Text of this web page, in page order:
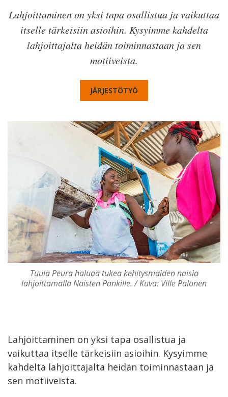
Lahjoittaminen on yksi tapa osallistua ja vaikuttaa
itselle tärkeisiin asioihin. Kysyimme kahdelta
lahjoittajalta heidän toiminnastaan ja sen
motiiveista.
JÄRJESTÖTYÖ
Tuula Peura haluaa tukea kehitysmaiden naisia
lahjoittamalla Naisten Pankille. / Kuva: Ville Palonen
Lahjoittaminen on yksi tapa osallistua ja
vaikuttaa itselle tärkeisiin asioihin. Kysyimme
kahdelta lahjoittajalta heidän toiminnastaan ja
sen motiiveista.